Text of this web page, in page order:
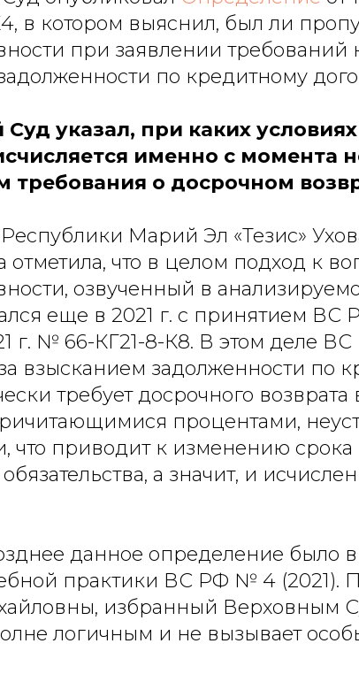
в котором выяснил, был ли
при заявлении требований
по кредитному
указал, при каких
именно с момента
требования о досрочном
Марий Эл «Тезис»
что в целом подход к
озвученный в
еще в 2021 г. с принятием ВС
г. № 66-КГ21-8-К8. В этом деле ВС
взысканием задолженности по
требует досрочного
процентами,
что приводит к изменению
а значит, и
данное определение было
практики ВС РФ № 4 (2021).
избранный Верховным
логичным и не вызывает